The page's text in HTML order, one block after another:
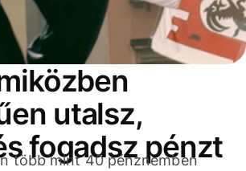
utalsz,
fogadsz pénzt
több mint 40 pénznemben